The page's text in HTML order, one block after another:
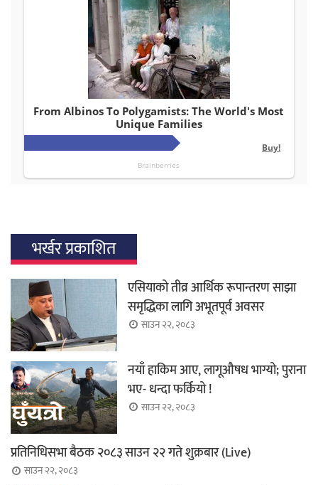
भर्खर प्रकाशित
एसियाको तीव्र आर्थिक रूपान्तरण साझा
समृद्धिका लागि अभूतपूर्व अवसर
साउन २२, २०८३
नयाँ हाकिम आए, लागूऔषध भाग्यो; पुराना
भए- धन्दा फर्कियो !
साउन २२, २०८३
प्रतिनिधिसभा बैठक २०८३ साउन २२ गते शुक्रबार (Live)
साउन २२, २०८३